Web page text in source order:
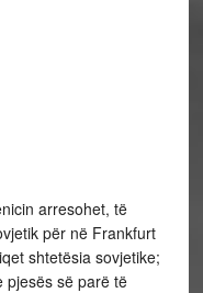
arresohet, të
për në Frankfurt
shtetësia sovjetike;
pjesës së parë të